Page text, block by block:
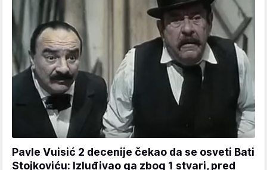
Pavle Vuisić 2 decenije čekao da se osveti Bati
Stojkoviću: Izluđivao ga zbog 1 stvari, pred